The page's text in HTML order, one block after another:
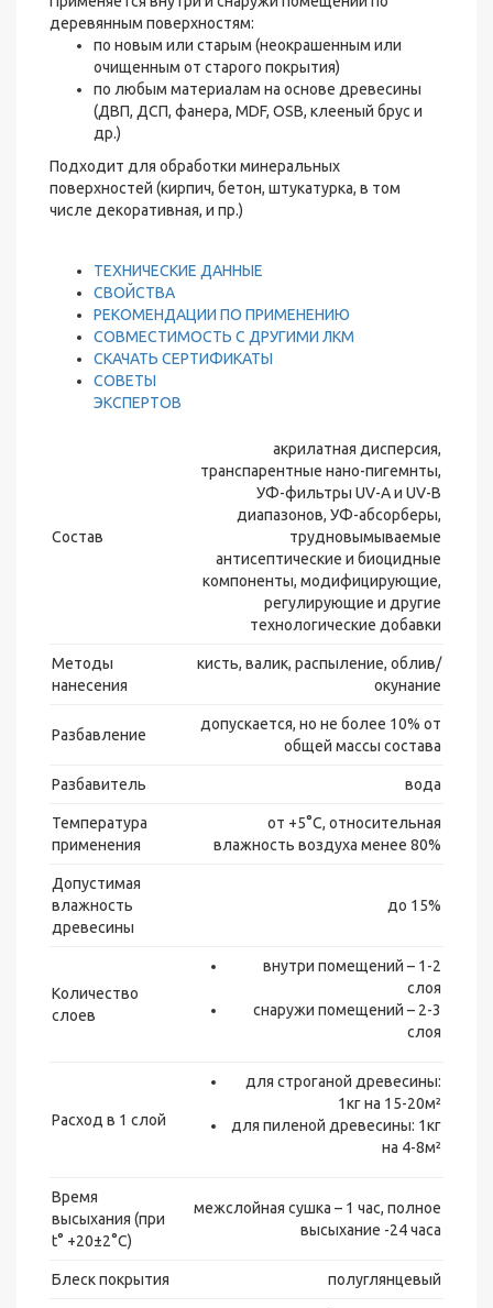
деревянным поверхностям:
по новым или старым (неокрашенным или
очищенным от старого покрытия)
по любым материалам на основе древесины
(ДВП, ДСП, фанера, MDF, OSB, клееный брус и
др.)
Подходит для обработки минеральных
поверхностей (кирпич, бетон, штукатурка, в том
числе декоративная, и пр.)
ТЕХНИЧЕСКИЕ ДАННЫЕ
СВОЙСТВА
РЕКОМЕНДАЦИИ ПО ПРИМЕНЕНИЮ
СОВМЕСТИМОСТЬ С ДРУГИМИ ЛКМ
СКАЧАТЬ СЕРТИФИКАТЫ
СОВЕТЫ
ЭКСПЕРТОВ
Состав
акрилатная дисперсия,
транспарентные нано-пигемнты,
УФ-фильтры UV-A и UV-B
диапазонов, УФ-абсорберы,
трудновымываемые
антисептические и биоцидные
компоненты, модифицирующие,
регулирующие и другие
технологические добавки
Методы
нанесения
кисть, валик, распыление, облив/
окунание
Разбавление
допускается, но не более 10% от
общей массы состава
Разбавитель вода
Температура
применения
от +5°С, относительная
влажность воздуха менее 80%
Допустимая
влажность
древесины
до 15%
Количество
слоев
внутри помещений – 1-2
слоя
снаружи помещений – 2-3
слоя
Расход в 1 слой
для строганой древесины:
1кг на 15-20м²
для пиленой древесины: 1кг
на 4-8м²
Время
высыхания (при
t° +20±2°C)
межслойная сушка – 1 час, полное
высыхание -24 часа
Блеск покрытия полуглянцевый